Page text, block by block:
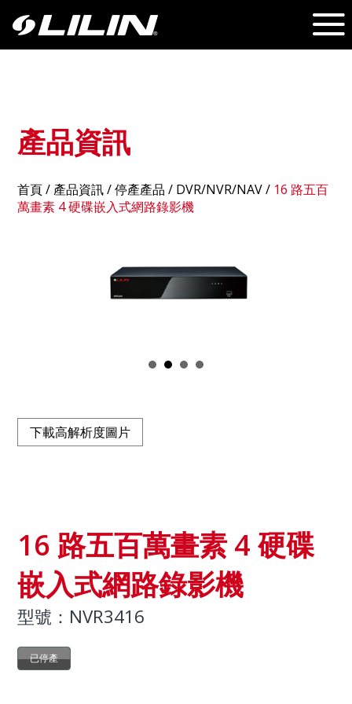
產品資訊
首頁/產品資訊/ 停產產品 / DVR/NVR/NAV/ 16 路五百
萬畫素 4 硬碟嵌入式網路錄影機
下載高解析度圖片
16 路五百萬畫素 4 硬碟
嵌入式網路錄影機
型號：NVR3416
已停產